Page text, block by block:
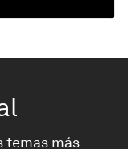
temas más